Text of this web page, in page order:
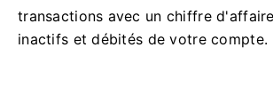
transactions avec un chiffre
inactifs et débités de votre compte.